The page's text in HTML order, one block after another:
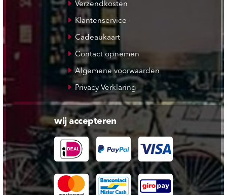
Verzendkosten
Klantenservice
Cadeaukaart
Contact opnemen
Algemene voorwaarden
Privacy Verklaring
wij accepteren